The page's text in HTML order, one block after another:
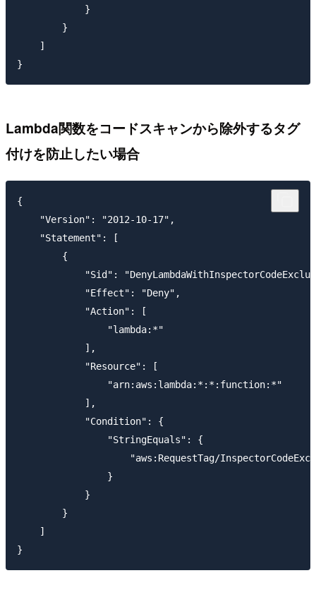
            }
        }
    ]
Lambda関数をコードスキャンから除外するタグ
付けを防止したい場合
{
    "Version": "2012-10-17",
    "Statement": [
        {
"Sid":
            "Effect": "Deny",
            "Action": [
                "lambda:*"
            ],
            "Resource": [
                "arn:aws:lambda:*:*:function:*"
            ],
            "Condition": {
                "StringEquals": {
"aws:RequestTag/
                }
            }
        }
    ]